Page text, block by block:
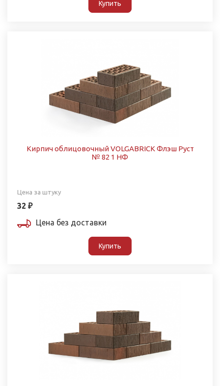
Купить
Кирпич облицовочный VOLGABRICK Флэш Руст
№ 82 1 НФ
Цена за штуку
32 ₽
Цена без доставки
Купить